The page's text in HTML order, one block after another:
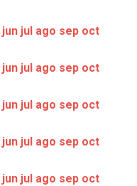
jun jul ago sep oct
jun jul ago sep oct
jun jul ago sep oct
jun jul ago sep oct
jun jul ago sep oct